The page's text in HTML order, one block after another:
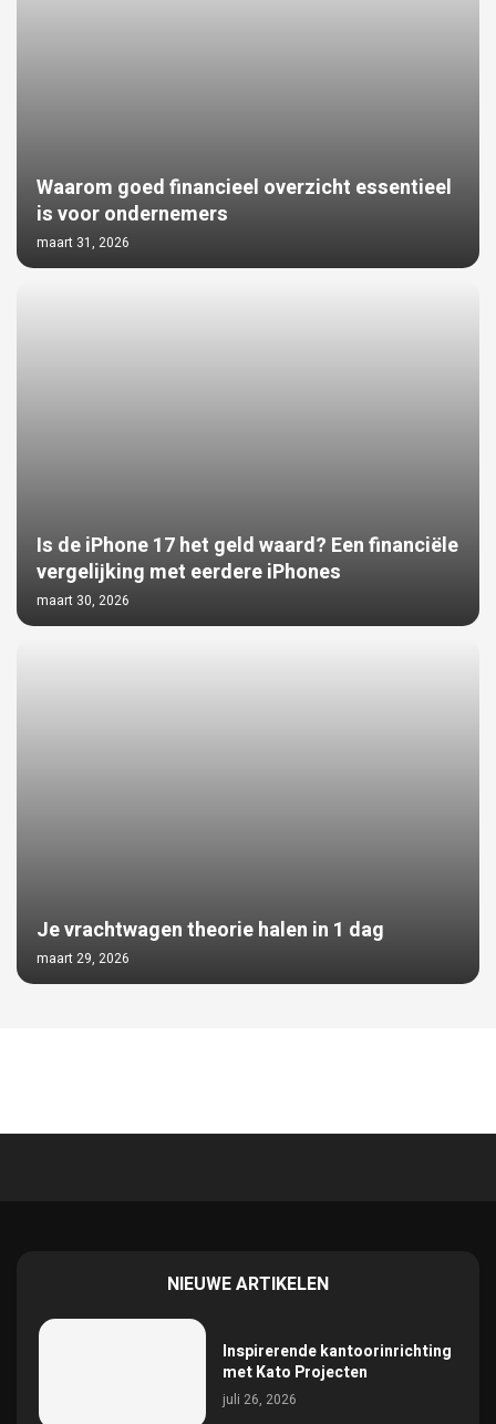
Waarom goed financieel overzicht essentieel
is voor ondernemers
maart 31, 2026
Is de iPhone 17 het geld waard? Een financiële
vergelijking met eerdere iPhones
maart 30, 2026
Je vrachtwagen theorie halen in 1 dag
maart 29, 2026
NIEUWE ARTIKELEN
Inspirerende kantoorinrichting
met Kato Projecten
juli 26, 2026